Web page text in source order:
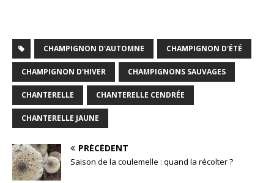
e
b
o
o
te
r
l r
e
st
e
dI
CHAMPIGNON D'AUTOMNE CHAMPIGNON D'ÉTÉ
CHAMPIGNON D'HIVER CHAMPIGNONS SAUVAGES
CHANTERELLE CHANTERELLE CENDRÉE
CHANTERELLE JAUNE
PRÉCÉDENT
Saison de la coulemelle : quand la récolter ?